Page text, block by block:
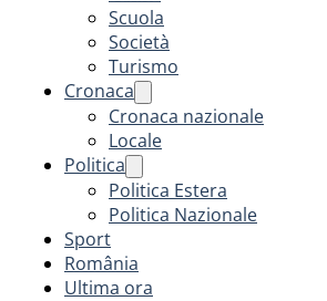
Scuola
Società
Turismo
Cronaca
Cronaca nazionale
Locale
Politica
Politica Estera
Politica Nazionale
Sport
România
Ultima ora